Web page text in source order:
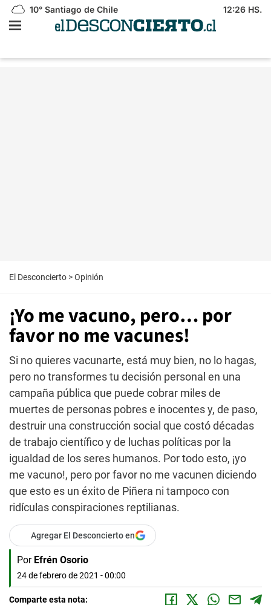
10° Santiago de Chile 12:26 HS.
El Desconcierto >Opinión
¡Yo me vacuno, pero… por
favor no me vacunes!
Si no quieres vacunarte, está muy bien, no lo hagas,
pero no transformes tu decisión personal en una
campaña pública que puede cobrar miles de
muertes de personas pobres e inocentes y, de paso,
destruir una construcción social que costó décadas
de trabajo científico y de luchas políticas por la
igualdad de los seres humanos. Por todo esto, ¡yo
me vacuno!, pero por favor no me vacunen diciendo
que esto es un éxito de Piñera ni tampoco con
ridículas conspiraciones reptilianas.
Agregar El Desconcierto en
Por Efrén Osorio
24 de febrero de 2021 - 00:00
Comparte esta nota: